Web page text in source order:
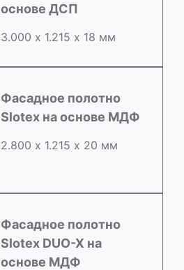
основе ДСП
3.000 х 1.215 х 18 мм
Фасадное полотно
Slotex на основе МДФ
2.800 х 1.215 х 20 мм
Фасадное полотно
Slotex DUO-X на
основе МДФ